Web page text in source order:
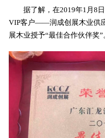
据了解，在2019年1月8日
VIP客户——润成创展木业供
展木业授予“最佳合作伙伴奖”